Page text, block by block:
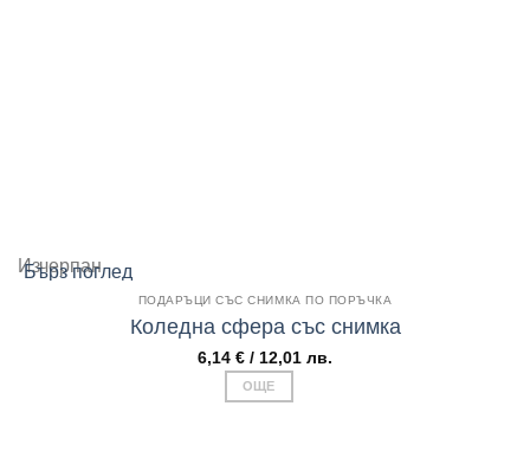
Бърз поглед
Изчерпан
ПОДАРЪЦИ СЪС СНИМКА ПО ПОРЪЧКА
Коледна сфера със снимка
6,14 € / 12,01 лв.
ОЩЕ